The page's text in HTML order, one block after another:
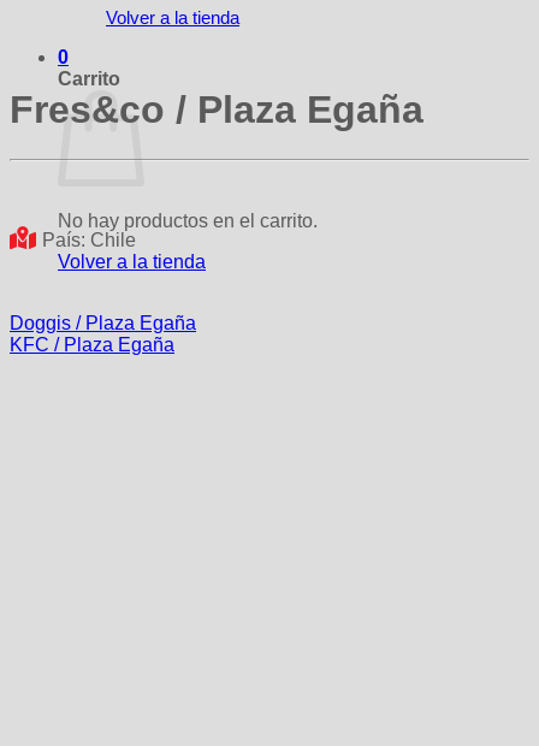
Volver a la tienda
0
Carrito
No hay productos en el carrito.
Volver a la tienda
Fres&co / Plaza Egaña
País: Chile
Doggis / Plaza Egaña
KFC / Plaza Egaña